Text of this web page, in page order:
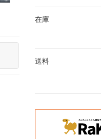
在庫
送料